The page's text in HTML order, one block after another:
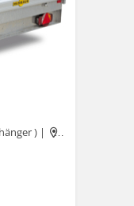
) | Schönenwerd